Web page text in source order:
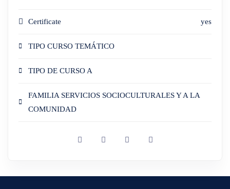
Certificate yes
TIPO CURSO TEMÁTICO
TIPO DE CURSO A
FAMILIA SERVICIOS SOCIOCULTURALES Y A LA
COMUNIDAD